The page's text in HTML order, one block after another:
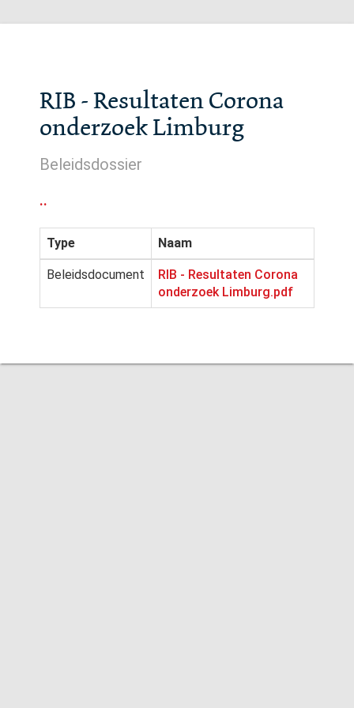
RIB - Resultaten Corona
onderzoek Limburg
Beleidsdossier
..
Type Naam
Beleidsdocument
RIB - Resultaten Corona
onderzoek Limburg.pdf